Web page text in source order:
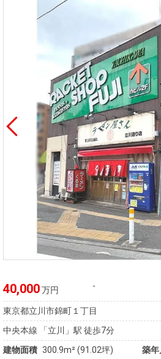
40,000万円 -
東京都立川市錦町１丁目
中央本線 「立川」駅 徒歩7分
建物面積 300.9m² (91.02坪) 築年